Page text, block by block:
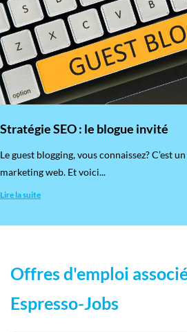
Stratégie SEO : le blogue invité
​Le guest blogging, vous connaissez? C’est
marketing web. Et voici...
Lire la suite
Offres d'emploi
Espresso-Jobs